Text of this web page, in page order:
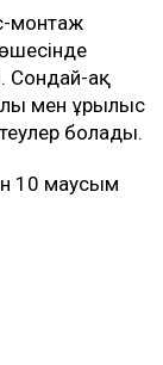
монтаж
Сондай-ақ
мен Құрылыс
болады.
10 маусым